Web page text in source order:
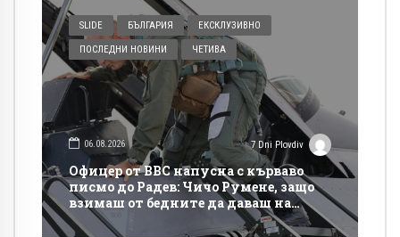
SLIDE БЪЛГАРИЯ ЕКСКЛУЗИВНО
ПОСЛЕДНИ НОВИНИ ЧЕТИВА
06.08.2026 7 Dni Plovdiv
Офицер от ВВС напусна с кърваво
писмо до Радев: Чичо Румене, защо
взимаш от бедните да даваш на
богатите?